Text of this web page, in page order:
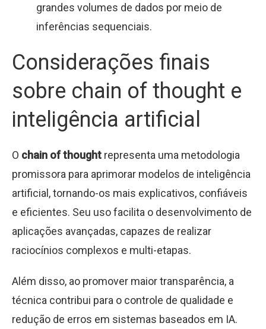
grandes volumes de dados por meio de
inferências sequenciais.
Considerações finais
sobre chain of thought e
inteligência artificial
O chain of thought representa uma metodologia
promissora para aprimorar modelos de inteligência
artificial, tornando-os mais explicativos, confiáveis
e eficientes. Seu uso facilita o desenvolvimento de
aplicações avançadas, capazes de realizar
raciocínios complexos e multi-etapas.
Além disso, ao promover maior transparência, a
técnica contribui para o controle de qualidade e
redução de erros em sistemas baseados em IA.